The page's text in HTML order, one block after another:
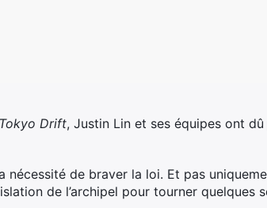
Drift, Justin Lin et ses équipes ont
nécessité de braver la loi. Et pas
de l’archipel pour tourner quelques